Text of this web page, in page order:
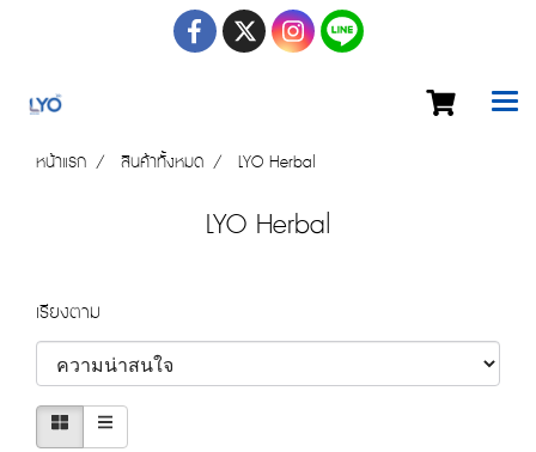
หน้าแรก สินค้าทั้งหมด LYO Herbal
LYO Herbal
เรียงตาม